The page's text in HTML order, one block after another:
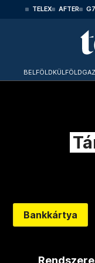
TELEX AFTER G7
BELFÖLDKÜLFÖLD
Bankkártya